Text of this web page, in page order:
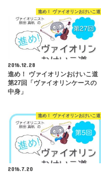
進め！ ヴァイオリンおけいこ道
2016.12.28
進め！ ヴァイオリンおけいこ道
第27回「ヴァイオリンケースの
中身」
進め！ ヴァイオリンおけいこ道
2016.7.20